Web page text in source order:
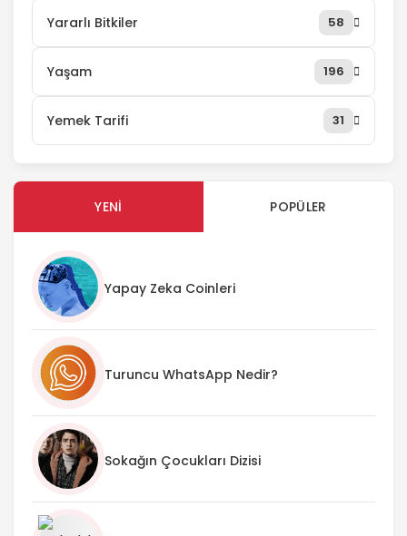
Yararlı Bitkiler 58
Yaşam 196
Yemek Tarifi 31
YENI POPÜLER
Yapay Zeka Coinleri
Turuncu WhatsApp Nedir?
Sokağın Çocukları Dizisi